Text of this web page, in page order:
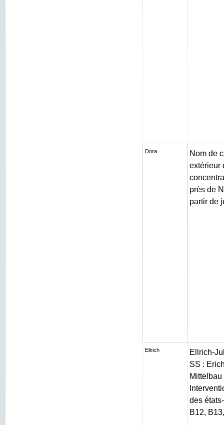
Dora
Nom de
extérieur
près de
partir de
Ellrich
Ellrich-
SS :
Mittelbau
des
B12,